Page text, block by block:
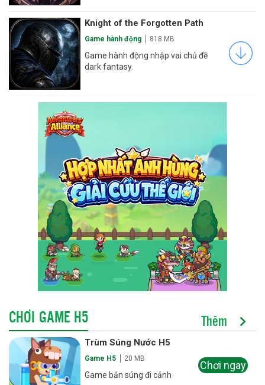
Knight of the Forgotten Path
Game hành động 818 MB
Game hành động nhập vai chủ đề
dark fantasy.
CHƠI GAME H5 Thêm
Trùm Súng Nước H5
Game H5 20 MB
Game bắn súng đi cảnh
Chơi ngay